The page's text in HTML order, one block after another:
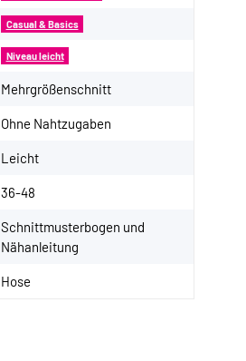
Casual & Basics
Niveau leicht
Mehrgrößenschnitt
Ohne Nahtzugaben
Leicht
36-48
Schnittmusterbogen und
Nähanleitung
Hose